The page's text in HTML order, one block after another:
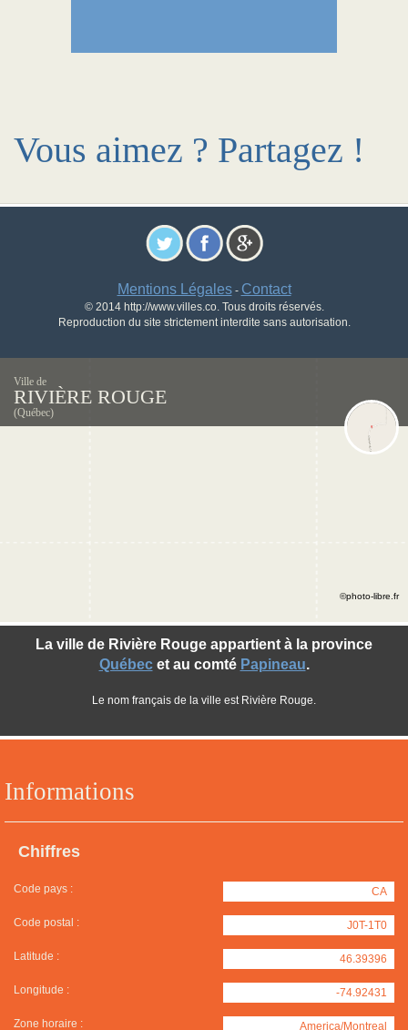
Vous aimez ? Partagez !
Mentions Légales- Contact
© 2014 http://www.villes.co. Tous droits réservés.
Reproduction du site strictement interdite sans autorisation.
Ville de
RIVIÈRE ROUGE
(Québec)
Informations
Chiffres
Code pays : CA
Code postal : J0T-1T0
Latitude : 46.39396
Longitude : -74.92431
Zone horaire : America/Montreal
La ville de Rivière Rouge appartient à la province
Québecet au comté Papineau.
Le nom français de la ville est Rivière Rouge.
©photo-libre.fr